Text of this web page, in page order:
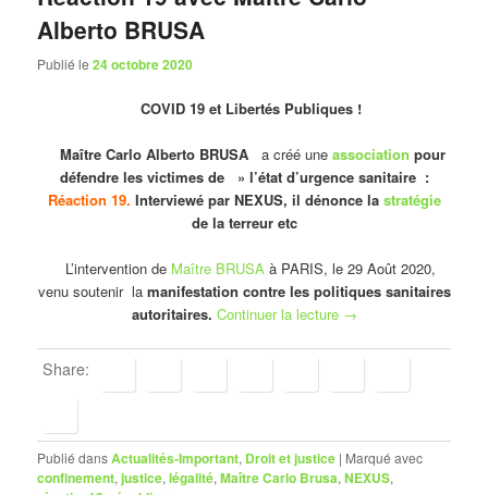
Alberto BRUSA
Publié le24 octobre 2020
COVID 19 et Libertés Publiques !
Maître Carlo Alberto BRUSA a créé une association pour
défendre les victimes de » l’état d’urgence sanitaire :
Réaction 19. Interviewé par NEXUS, il dénonce la stratégie
de la terreur etc
L’intervention de Maître BRUSA à PARIS, le 29 Août 2020,
venu soutenir la manifestation contre les politiques sanitaires
autoritaires. Continuer la lecture →
Share:
Publié dansActualités-Important, Droit et justice | Marqué avec
confinement,justice,légalité,Maître Carlo Brusa,NEXUS,